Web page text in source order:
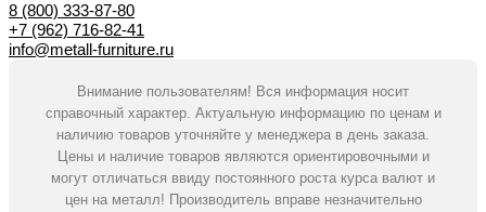
8 (800) 333-87-80
+7 (962) 716-82-41
info@metall-furniture.ru
Внимание пользователям! Вся информация носит
справочный характер. Актуальную информацию по ценам и
наличию товаров уточняйте у менеджера в день заказа.
Цены и наличие товаров являются ориентировочными и
могут отличаться ввиду постоянного роста курса валют и
цен на металл! Производитель вправе незначительно